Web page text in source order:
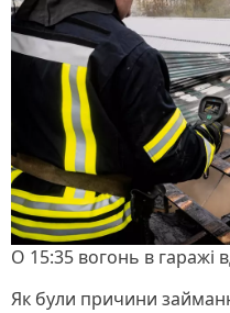
О 15:35 вогонь в гаражі
Як були причини